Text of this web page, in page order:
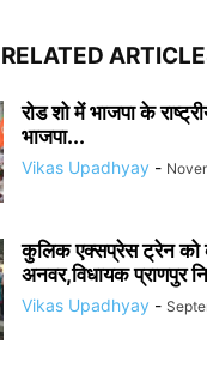
RELATED
रोड शो में भाजपा के
भाजपा...
Vikas Upadhyay -
कुलिक एक्सप्रेस ट्रेन को
अनवर,विधायक प्राणपुर
Vikas Upadhyay -